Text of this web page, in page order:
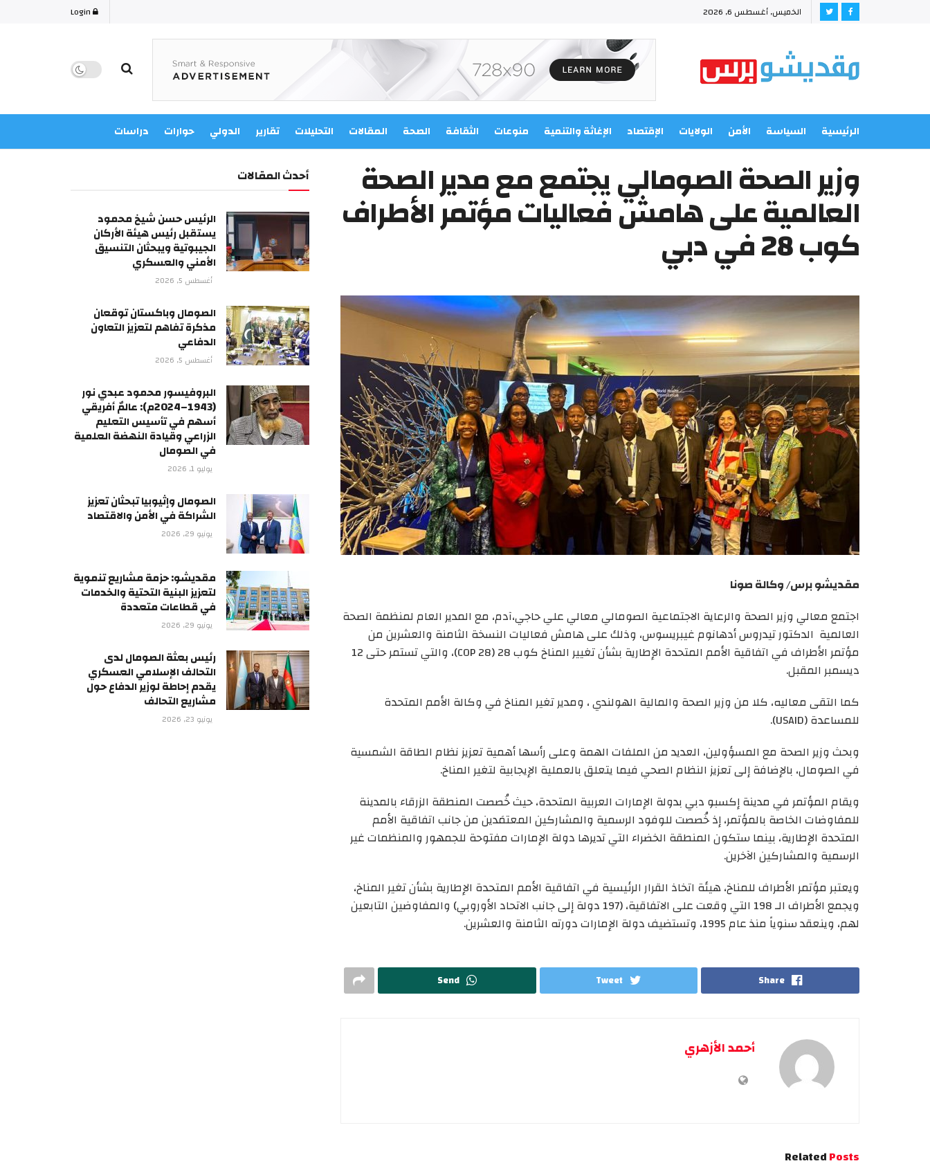
الخميس, أغسطس 6, 2026
الرئيسية السياسة الأمن الولايات الإقتصاد الإغاثة والتنمية منوعات الثقافة الصحة المقالات التحليلات تقارير الدولي حوارات دراسات
وزير الصحة الصومالي يجتمع مع مدير الصحة
العالمية على هامش فعاليات مؤتمر الأطراف
كوب 28 في دبي
مقديشو برس/ وكالة صونا
اجتمع معالي وزير الصحة والرعاية الاجتماعية الصومالي معالي علي حاجي،آدم، مع المدير العام لمنظمة الصحة
العالمية الدكتور تيدروس أدهانوم غيبريسوس، وذلك على هامش فعاليات النسخة الثامنة والعشرين من
مؤتمر الأطراف في اتفاقية الأمم المتحدة الإطارية بشأن تغيير المناخ كوب 28 (COP 28)، والتي تستمر حتى 12
ديسمبر المقبل.
كما التقى معاليه، كلا من وزير الصحة والمالية الهولندي ، ومدير تغير المناخ في وكالة الأمم المتحدة
للمساعدة (USAID).
وبحث وزير الصحة مع المسؤولين، العديد من الملفات الهمة وعلى رأسها أهمية تعزيز نظام الطاقة الشمسية
في الصومال، بالإضافة إلى تعزيز النظام الصحي فيما يتعلق بالعملية الإيجابية لتغير المناخ.
ويقام المؤتمر في مدينة إكسبو دبي بدولة الإمارات العربية المتحدة، حيث خُصصت المنطقة الزرقاء بالمدينة
للمفاوضات الخاصة بالمؤتمر، إذ خُصصت للوفود الرسمية والمشاركين المعتمَدين من جانب اتفاقية الأمم
المتحدة الإطارية، بينما ستكون المنطقة الخضراء التي تديرها دولة الإمارات مفتوحة للجمهور والمنظمات غير
الرسمية والمشاركين الآخرين.
ويعتبر مؤتمر الأطراف للمناخ، هيئة اتخاذ القرار الرئيسية في اتفاقية الأمم المتحدة الإطارية بشأن تغير المناخ،
ويجمع الأطراف الـ 198 التي وقعت على الاتفاقية، (197 دولة إلى جانب الاتحاد الأوروبي) والمفاوضين التابعين
لهم، وينعقد سنوياً منذ عام 1995، وتستضيف دولة الإمارات دورته الثامنة والعشرين.
Share
Tweet
Send
أحمد الأزهري
RelatedPosts
أحدث المقالات
الرئيس حسن شيخ محمود
يستقبل رئيس هيئة الأركان
الجيبوتية ويبحثان التنسيق
الأمني والعسكري
أغسطس 5, 2026
الصومال وباكستان توقعان
مذكرة تفاهم لتعزيز التعاون
الدفاعي
أغسطس 5, 2026
البروفيسور محمود عبدي نور
(1943–2024م): عالمٌ أفريقي
أسهم في تأسيس التعليم
الزراعي وقيادة النهضة العلمية
في الصومال
يوليو 1, 2026
الصومال وإثيوبيا تبحثان تعزيز
الشراكة في الأمن والاقتصاد
يونيو 29, 2026
مقديشو: حزمة مشاريع تنموية
لتعزيز البنية التحتية والخدمات
في قطاعات متعددة
يونيو 29, 2026
رئيس بعثة الصومال لدى
التحالف الإسلامي العسكري
يقدم إحاطة لوزير الدفاع حول
مشاريع التحالف
يونيو 23, 2026